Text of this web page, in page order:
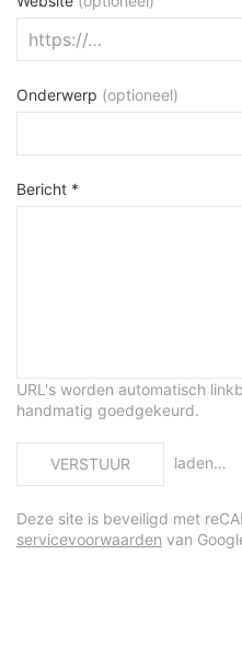
Onderwerp (optioneel)
Bericht *
URL's worden automatisch
handmatig goedgekeurd.
VERSTUUR laden…
Deze site is beveiligd met
servicevoorwaarden van